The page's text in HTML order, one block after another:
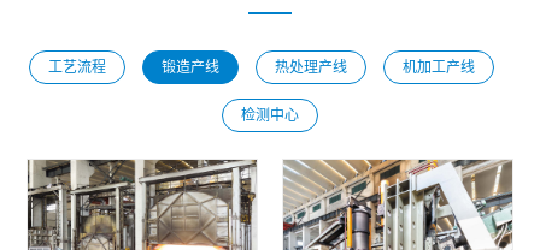
工艺流程 锻造产线 热处理产线 机加工产线
检测中心